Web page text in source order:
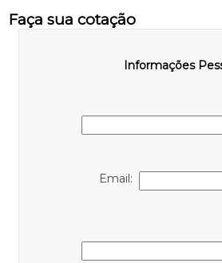
Faça sua cotação
Informações
Email: